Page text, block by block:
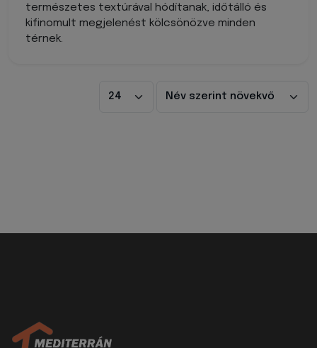
természetes textúrával hódítanak, időtálló és
kifinomult megjelenést kölcsönözve minden
térnek.